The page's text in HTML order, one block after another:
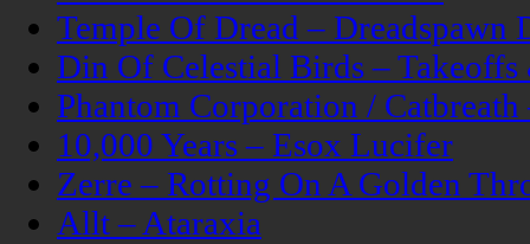
Temple Of Dread – Dreadspawn
Din Of Celestial Birds –
Phantom Corporation /
10,000 Years – Esox Lucifer
Zerre – Rotting On A Golden
Allt – Ataraxia